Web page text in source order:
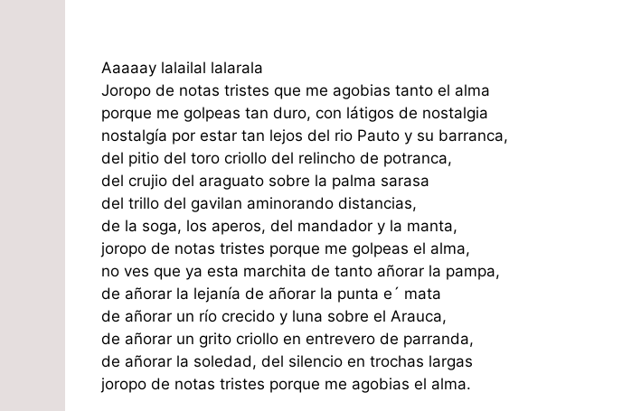
Aaaaay lalailal lalarala
Joropo de notas tristes que me agobias tanto el alma
porque me golpeas tan duro, con látigos de nostalgia
nostalgía por estar tan lejos del rio Pauto y su barranca,
del pitio del toro criollo del relincho de potranca,
del crujio del araguato sobre la palma sarasa
del trillo del gavilan aminorando distancias,
de la soga, los aperos, del mandador y la manta,
joropo de notas tristes porque me golpeas el alma,
no ves que ya esta marchita de tanto añorar la pampa,
de añorar la lejanía de añorar la punta e´ mata
de añorar un río crecido y luna sobre el Arauca,
de añorar un grito criollo en entrevero de parranda,
de añorar la soledad, del silencio en trochas largas
joropo de notas tristes porque me agobias el alma.